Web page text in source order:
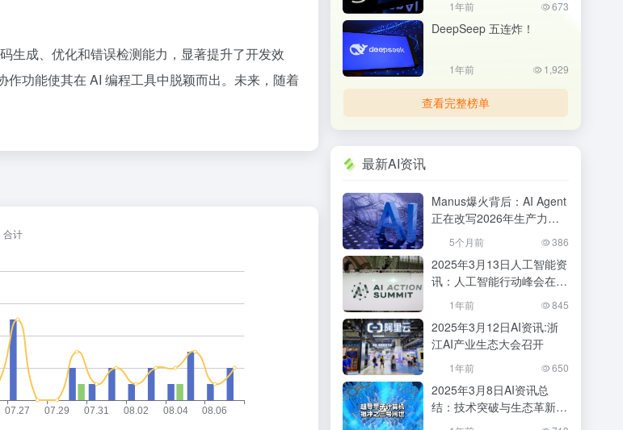
生成、优化和错误检测能力，显著提升了开发效
功能使其在 AI 编程工具中脱颖而出。未来，随着
1年前 673
DeepSeep 五连炸！
1年前 1,929
查看完整榜单
最新AI资讯
Manus爆火背后：AI Agent
正在改写2026年生产力格
局，普通人该如何抓住机
5个月前 386
2025年3月13日人工智能资
讯：人工智能行动峰会在巴
黎成功举办
1年前 845
2025年3月12日AI资讯:浙
江AI产业生态大会召开
1年前 650
2025年3月8日AI资讯总
结：技术突破与生态革新并